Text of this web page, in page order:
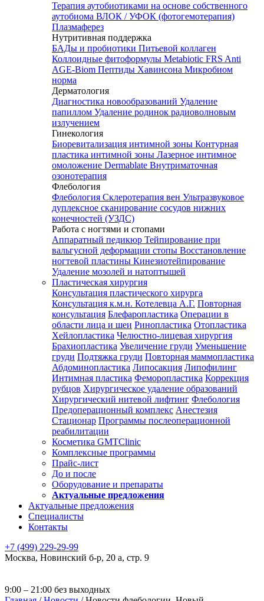
Терапия аутобиотиками на основе собственного
аутобиома ВЛОК / УФОК (фотогемотерапия)
Плазмаферез
Нутритивная поддержка
БАДы и пробиотики Питьевой коллаген
Коллоидные фитоформулы Metabiotic FRS Anti
AGE-Biom Пептиды Хавинсона Микробиом
норма
Дерматология
Диагностика новообразований Удаление
папиллом Удаление родинок радиоволновым
излучением
Гинекология
Биоревитализация интимной зоны Контурная
пластика интимной зоны Лазерное интимное
омоложение Dermablate Внутриматочная
озонотерапия
Флебология
Флебология Склеротерапия вен Ультразвуковое
дуплексное сканирование сосудов нижних
конечностей (УЗДС)
Работа с ногтями и стопами
Аппаратный педикюр Тейпирование при
вальгусной деформации стопы Восстановление
ногтевой пластины Кинезиотейпирование
Удаление мозолей и натоптышей
Пластическая хирургия
Консультация пластического хирурга
Консультация к.м.н. Котелевца А.Г. Повторная
консультация Блефаропластика Операции в
области лица и шеи Ринопластика Отопластика
Хейлопластика Челюстно-лицевая хирургия
Брахиопластика Увеличение груди Уменьшение
груди Подтяжка груди Повторная маммопластика
Абдоминопластика Липосакция Липофилинг
Интимная пластика Феморопластика Коррекция
рубцов Хирургическое удаление образований
Хирургический нитевой лифтинг Флебология
Предоперационный комплекс Анестезия
Стационар Программы послеоперационной
реабилитации
Косметика GMTClinic
Комплексные программы
Прайс-лист
До и после
Оборудование и препараты
Актуальные предложения
Актуальные предложения
Специалисты
Контакты
+7 (499) 229-29-99
Москва, Новинский б-р, 20 а, стр. 9
9:00 – 21:00 без выходных